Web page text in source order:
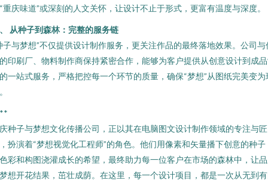
重庆味道”或深刻的人文关怀，让设计不止于形式，更富有温度与深度。
从种子到森林：完整的服务链
子与梦想”不仅提供设计制作服务，更关注作品的最终落地效果。公司与
印刷厂、物料制作商保持紧密合作，能够为客户提供从创意设计到成
一站式服务，严格把控每一个环节的质量，确保“梦想”从图纸完美变为
种子与梦想文化传播公司，正以其在电脑图文设计制作领域的专注与匠
扮演着“梦想视觉化工程师”的角色。他们用像素和矢量播下创意的种子
彩和构图浇灌成长的希望，最终助力每一位客户在市场的森林中，让
想开花结果，茁壮成荫。在这里，每一个设计项目，都是一次从无到